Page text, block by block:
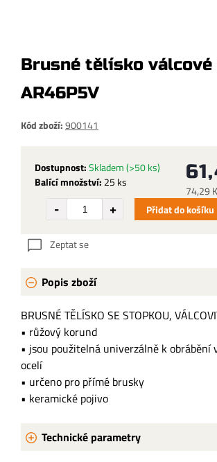
Brusné tělísko
AR46P5V
Kód zboží:900141
Dostupnost:Skladem(>50 ks)
Balící množství: 25 ks
74,29
Přidat do košíku
Zeptat se
Popis zboží
BRUSNÉ TĚLÍSKO SE STOPKOU,
• růžový korund
• jsou použitelná univerzálně k obrábění
ocelí
• určeno pro přímé brusky
• keramické pojivo
Technické parametry